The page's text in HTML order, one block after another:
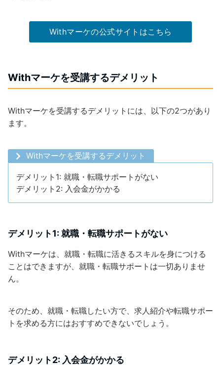
Withマーケの公式サイトはこちら
Withマーケを受講するデメリット
Withマーケを受講するデメリットには、以下の2つがあり
ます。
Withマーケを受講するデメリット
デメリット1: 就職・転職サポートがない
デメリット2: 入会金がかかる
デメリット1: 就職・転職サポートがない
Withマーケは、就職・転職に活きるスキルを身につける
ことはできますが、就職・転職サポートは一切ありませ
ん。
そのため、就職・転職したい方で、求人紹介や転職サポー
トを求める方にはおすすめできないでしょう。
デメリット2: 入会金がかかる